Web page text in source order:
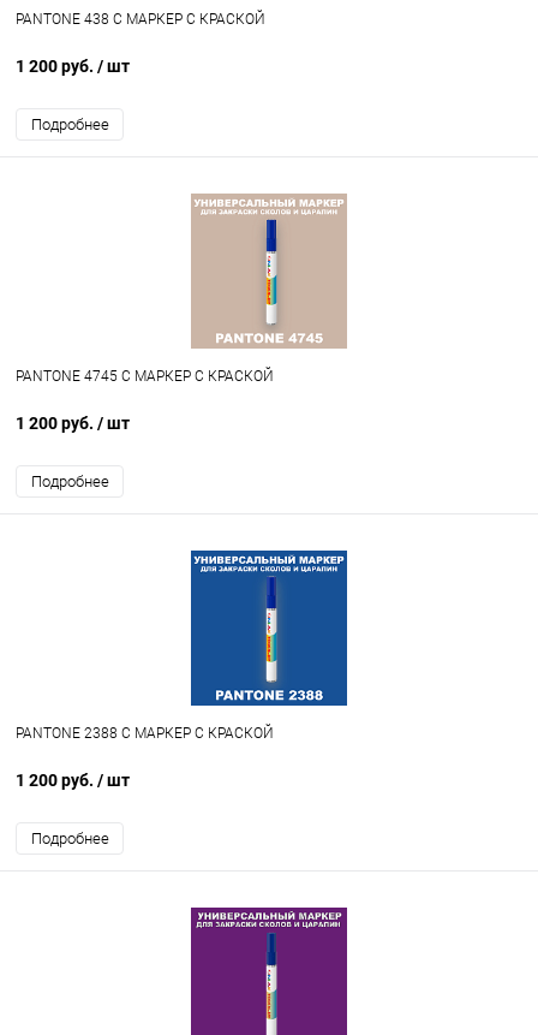
PANTONE 438 C МАРКЕР С КРАСКОЙ
1 200 руб. / шт
Подробнее
PANTONE 4745 C МАРКЕР С КРАСКОЙ
1 200 руб. / шт
Подробнее
PANTONE 2388 C МАРКЕР С КРАСКОЙ
1 200 руб. / шт
Подробнее